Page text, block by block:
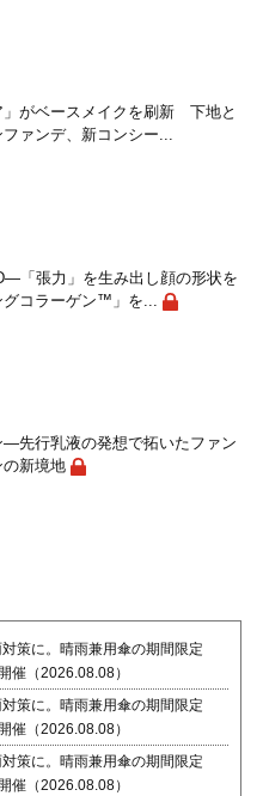
」がベースメイクを刷新 下地と
ファンデ、新コンシー...
「張力」を生み出し顔の形状を
コラーゲン™」を...
―先行乳液の発想で拓いたファン
新境地
策に。晴雨兼用傘の期間限定
催（2026.08.08）
策に。晴雨兼用傘の期間限定
催（2026.08.08）
策に。晴雨兼用傘の期間限定
催（2026.08.08）